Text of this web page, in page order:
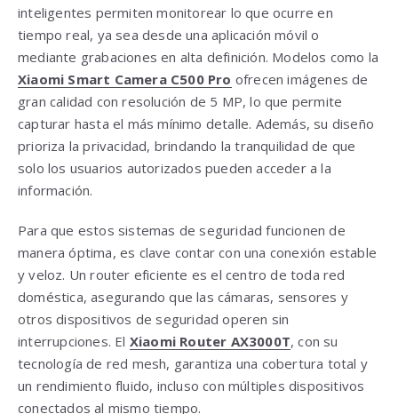
inteligentes permiten monitorear lo que ocurre en
tiempo real, ya sea desde una aplicación móvil o
mediante grabaciones en alta definición. Modelos como la
Xiaomi Smart Camera C500 Pro ofrecen imágenes de
gran calidad con resolución de 5 MP, lo que permite
capturar hasta el más mínimo detalle. Además, su diseño
prioriza la privacidad, brindando la tranquilidad de que
solo los usuarios autorizados pueden acceder a la
información.
Para que estos sistemas de seguridad funcionen de
manera óptima, es clave contar con una conexión estable
y veloz. Un router eficiente es el centro de toda red
doméstica, asegurando que las cámaras, sensores y
otros dispositivos de seguridad operen sin
interrupciones. El Xiaomi Router AX3000T, con su
tecnología de red mesh, garantiza una cobertura total y
un rendimiento fluido, incluso con múltiples dispositivos
conectados al mismo tiempo.